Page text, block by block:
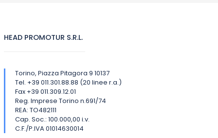
HEAD PROMOTUR S.R.L.
Torino, Piazza Pitagora 9 10137
Tel. +39 011.301.88.88 (20 linee r.a.)
Fax +39 011.309.12.01
Reg. Imprese Torino n.691/74
REA: TO482111
Cap. Soc.: 100.000,00 i.v.
C.F./P.IVA 01014630014